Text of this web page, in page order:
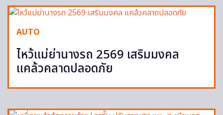
AUTO
ไหว้แม่ย่านางรถ 2569 เสริมมงคล
แคล้วคลาดปลอดภัย